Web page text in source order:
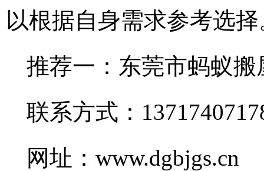
以根据自身需求参考选择
推荐一：东莞市蚂蚁搬
联系方式：
网址：www.dgbjgs.cn